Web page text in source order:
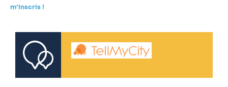
m’inscris !